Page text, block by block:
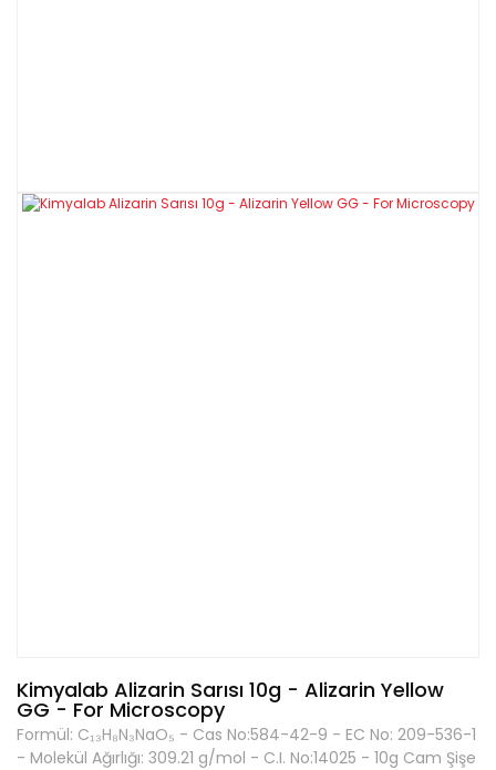
Kimyalab Alizarin Sarısı 10g - Alizarin Yellow
GG - For Microscopy
Formül: C₁₃H₈N₃NaO₅ - Cas No:584-42-9 - EC No: 209-536-1
- Molekül Ağırlığı: 309.21 g/mol - C.I. No:14025 - 10g Cam Şişe